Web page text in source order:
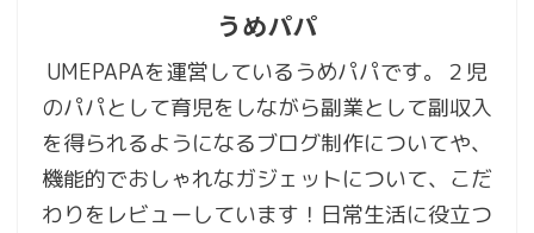
法！
をよく聞きます。 そこ
ソコン内（ローカル開発
環境）にWordPressをイ
ンストールして、実際に
WordPres ...
うめパパ
UMEPAPAを運営しているうめパパです。２児
のパパとして育児をしながら副業として副収入
を得られるようになるブログ制作についてや、
機能的でおしゃれなガジェットについて、こだ
わりをレビューしています！日常生活に役立つ